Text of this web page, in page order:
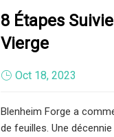
8 Étapes
Vierge
Oct 18, 2023
Blenheim Forge a
de feuilles. Une